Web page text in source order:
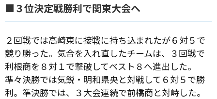
■３位決定戦勝利で関東大会へ
２回戦では高崎東に接戦に持ち込まれたが６対５で
競り勝った。気合を入れ直したチームは、３回戦で
利根商を８対１で撃破してベスト８へ進出した。
準々決勝では気鋭・明和県央と対戦して６対５で勝
利。準決勝では、３大会連続で前橋商と対峙した。